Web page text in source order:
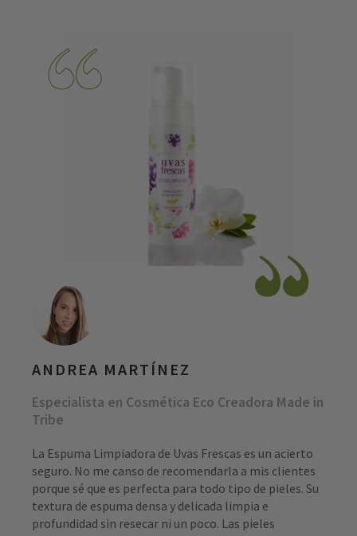
ANDREA MARTÍNEZ
Especialista en Cosmética Eco Creadora Made in
Tribe
La Espuma Limpiadora de Uvas Frescas es un acierto
seguro. No me canso de recomendarla a mis clientes
porque sé que es perfecta para todo tipo de pieles. Su
textura de espuma densa y delicada limpia e
profundidad sin resecar ni un poco. Las pieles